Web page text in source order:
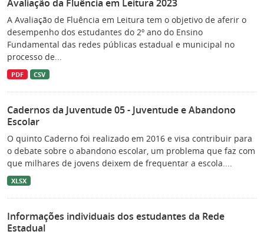
Avaliação da Fluência em Leitura 2023
A Avaliação de Fluência em Leitura tem o objetivo de aferir o
desempenho dos estudantes do 2º ano do Ensino
Fundamental das redes públicas estadual e municipal no
processo de...
PDF CSV
Cadernos da Juventude 05 - Juventude e Abandono
Escolar
O quinto Caderno foi realizado em 2016 e visa contribuir para
o debate sobre o abandono escolar, um problema que faz com
que milhares de jovens deixem de frequentar a escola....
XLSX
Informações individuais dos estudantes da Rede
Estadual